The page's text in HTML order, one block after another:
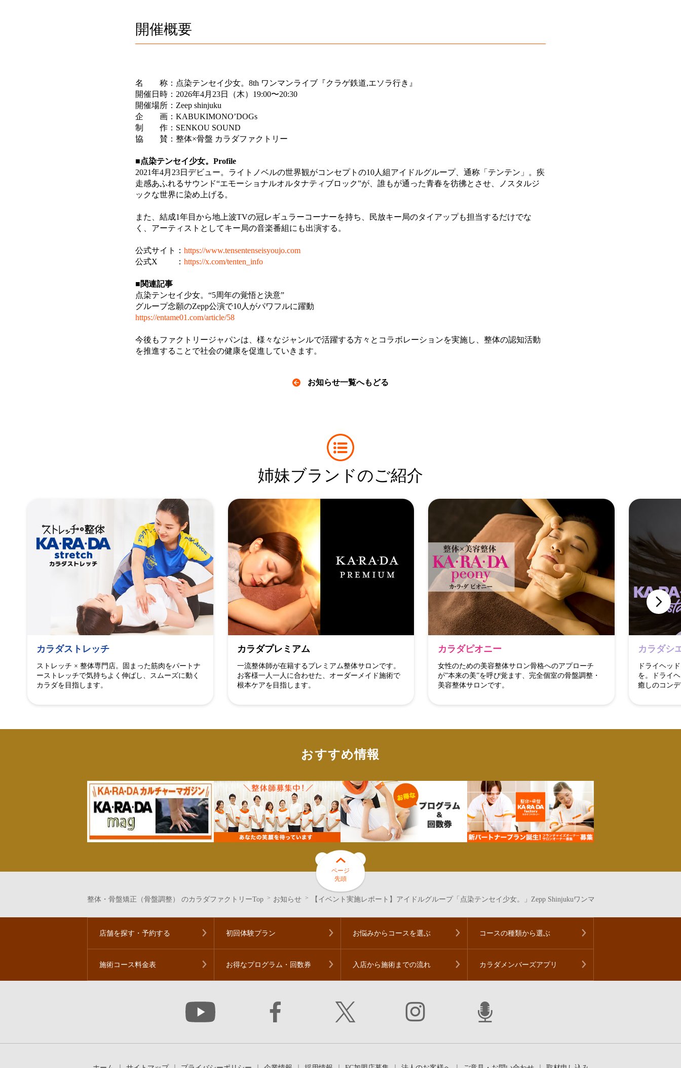
開催概要
名 称：点染テンセイ少女。8th ワンマンライブ『クラゲ鉄道,エソラ行き』
開催日時：2026年4月23日（木）19:00〜20:30
開催場所：Zeep shinjuku
企 画：KABUKIMONO’DOGs
制 作：SENKOU SOUND
協 賛：整体×骨盤 カラダファクトリー
■点染テンセイ少女。Profile
2021年4月23日デビュー。ライトノベルの世界観がコンセプトの10人組アイドルグループ、通称「テンテン」。疾
走感あふれるサウンド“エモーショナルオルタナティブロック”が、誰もが通った青春を彷彿とさせ、ノスタルジ
ックな世界に染め上げる。
また、結成1年目から地上波TVの冠レギュラーコーナーを持ち、民放キー局のタイアップも担当するだけでな
く、アーティストとしてキー局の音楽番組にも出演する。
公式サイト： https://www.tensentenseisyoujo.com
公式X ： https://x.com/tenten_info
■関連記事
点染テンセイ少女。“5周年の覚悟と決意”
グループ念願のZepp公演で10人がパワフルに躍動
https://entame01.com/article/58
今後もファクトリージャパンは、様々なジャンルで活躍する方々とコラボレーションを実施し、整体の認知活動
を推進することで社会の健康を促進していきます。
お知らせ一覧へもどる
姉妹ブランドのご紹介
カラダストレッチ
ストレッチ × 整体専門店。固まった筋肉をパートナ
ーストレッチで気持ちよく伸ばし、スムーズに動く
カラダを目指します。
カラダプレミアム
一流整体師が在籍するプレミアム整体サロンです。
お客様一人一人に合わせた、オーダーメイド施術で
根本ケアを目指します。
カラダピオニー
女性のための美容整体サロン骨格へのアプローチ
が”本来の美”を呼び覚ます、完全個室の骨盤調整・
美容整体サロンです。
カラダシ
ドライヘッ
を。ドライ
癒しのコン
おすすめ情報
ページ
先頭
整体・骨盤矯正（骨盤調整） のカラダファクトリーTop お知らせ 【イベント実施レポート】アイドルグループ「点染テンセイ少女。」Zepp Shinjukuワンマンライブに特設ブース出展
店舗を探す・予約する 初回体験プラン お悩みからコースを選ぶ コースの種類から選ぶ
施術コース料金表 お得なプログラム・ 回数券 入店から施術までの流れ カラダメンバーズアプリ